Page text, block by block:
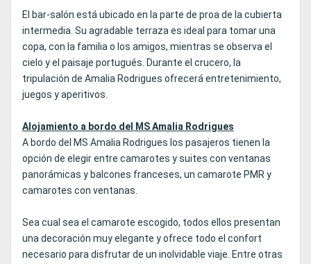
El bar-salón está ubicado en la parte de proa de la cubierta
intermedia. Su agradable terraza es ideal para tomar una
copa, con la familia o los amigos, mientras se observa el
cielo y el paisaje portugués. Durante el crucero, la
tripulación de Amalia Rodrigues ofrecerá entretenimiento,
juegos y aperitivos.
Alojamiento a bordo del MS Amalia Rodrigues
A bordo del MS Amalia Rodrigues los pasajeros tienen la
opción de elegir entre camarotes y suites con ventanas
panorámicas y balcones franceses, un camarote PMR y
camarotes con ventanas.
Sea cual sea el camarote escogido, todos ellos presentan
una decoración muy elegante y ofrece todo el confort
necesario para disfrutar de un inolvidable viaje. Entre otras